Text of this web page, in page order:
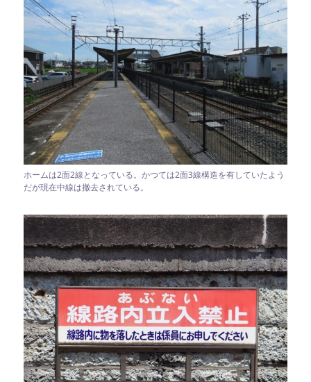
ホームは2面2線となっている。かつては2面3線構造を有していたよう
だが現在中線は撤去されている。